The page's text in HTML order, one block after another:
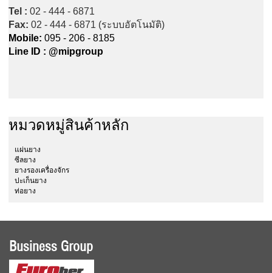
Tel : 02 - 444 - 6871
Fax: 02 - 444 - 6871 (ระบบอัตโนมัติ)
Mobile: 095 - 206 - 8185
Line ID : @mipgroup
หมวดหมู่สินค้าหลัก
แผ่นยาง
ซีลยาง
ยางรองเครื่องจักร
ปะเก็นยาง
ท่อยาง
Business Group